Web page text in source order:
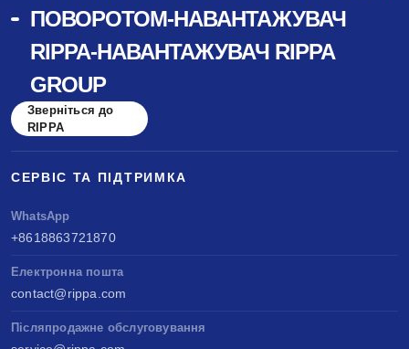
ПОВОРОТОМ-НАВАНТАЖУВАЧ
RIPPA-НАВАНТАЖУВАЧ RIPPA
GROUP
Зверніться до
RIPPA
СЕРВІС ТА ПІДТРИМКА
WhatsApp
+8618863721870
Електронна пошта
contact@rippa.com
Післяпродажне обслуговування